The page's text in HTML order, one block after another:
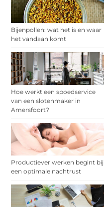
Bijenpollen: wat het is en waar
het vandaan komt
Hoe werkt een spoedservice
van een slotenmaker in
Amersfoort?
Productiever werken begint bij
een optimale nachtrust